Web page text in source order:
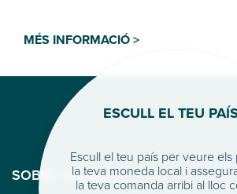
MÉS INFORMACIÓ >
SOBRE WOODYS
ESCULL EL TEU
Escull el teu país per veure els
la teva moneda local i
la teva comanda arribi al lloc